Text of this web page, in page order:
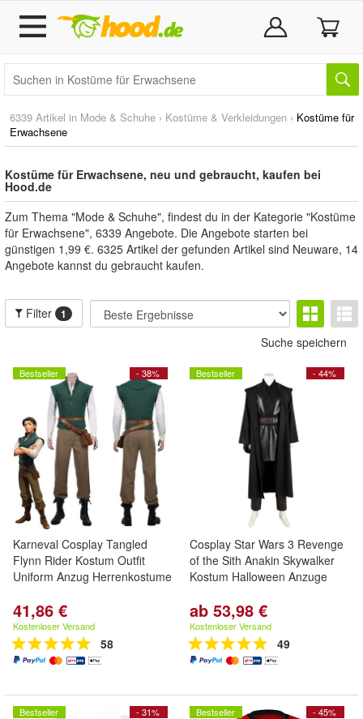
6339 Artikel in Mode & Schuhe › Kostüme & Verkleidungen › Kostüme für
Erwachsene
Kostüme für Erwachsene, neu und gebraucht, kaufen bei
Hood.de
Zum Thema "Mode & Schuhe", findest du in der Kategorie "Kostüme
für Erwachsene", 6339 Angebote. Die Angebote starten bei
günstigen 1,99 €. 6325 Artikel der gefunden Artikel sind Neuware, 14
Angebote kannst du gebraucht kaufen.
Filter 1
Suche speichern
- 38%
Bestseller
Karneval Cosplay Tangled
Flynn Rider Kostum Outfit
Uniform Anzug Herrenkostume
41,86 €
Kostenloser Versand
58
- 44%
Bestseller
Cosplay Star Wars 3 Revenge
of the Sith Anakin Skywalker
Kostum Halloween Anzuge
ab 53,98 €
Kostenloser Versand
49
- 31%
Bestseller - 45%
Bestseller